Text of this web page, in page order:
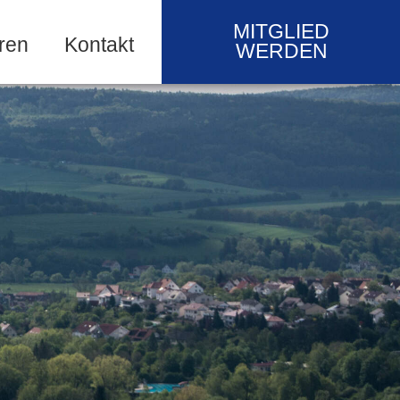
Kontakt
MITGLIED
WERDEN